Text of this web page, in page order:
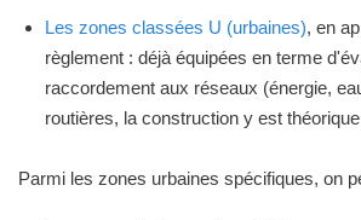
Les zones classées U (urbaines), en
règlement : déjà équipées en terme
raccordement aux réseaux (énergie,
routières, la construction y est
Parmi les zones urbaines spécifiques, on